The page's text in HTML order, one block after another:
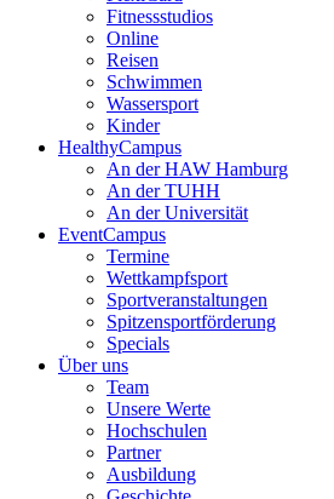
Fitnessstudios
Online
Reisen
Schwimmen
Wassersport
Kinder
HealthyCampus
An der HAW Hamburg
An der TUHH
An der Universität
EventCampus
Termine
Wettkampfsport
Sportveranstaltungen
Spitzensportförderung
Specials
Über uns
Team
Unsere Werte
Hochschulen
Partner
Ausbildung